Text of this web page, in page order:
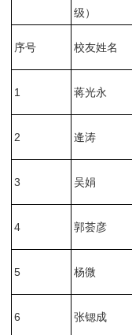
级）
序号 校友姓名
1 蒋光永
2 逄涛
3 吴娟
4 郭荟彦
5 杨微
6 张锶成